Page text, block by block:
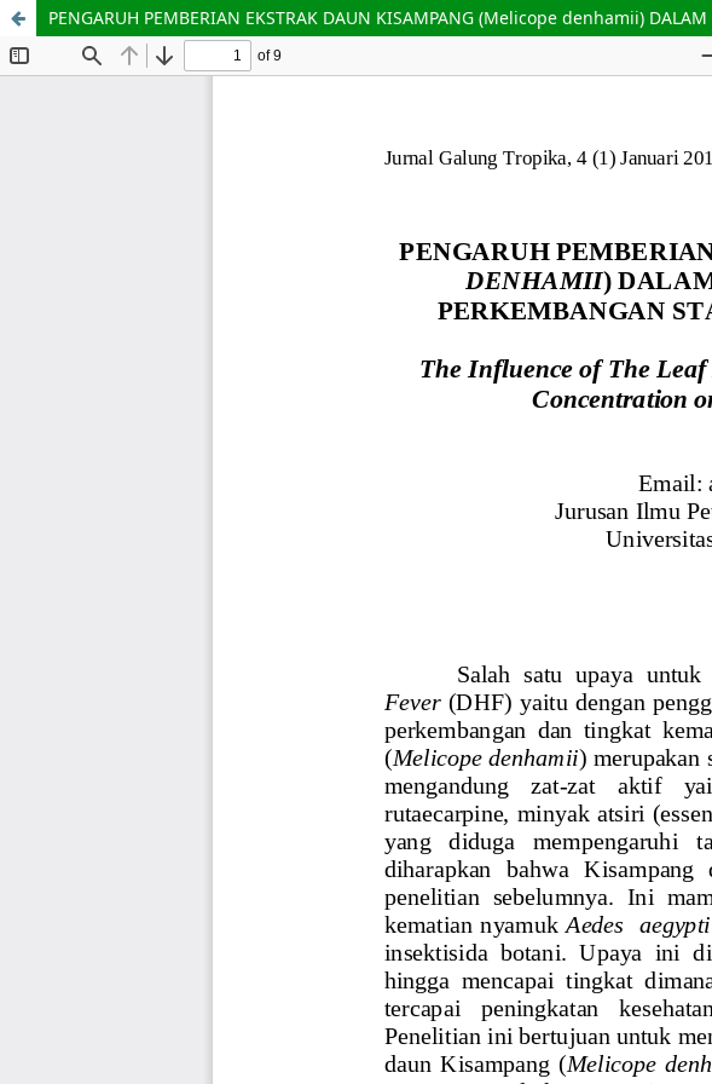
PENGARUH PEMBERIAN EKSTRAK DAUN KISAMPANG (Melicope denhamii)